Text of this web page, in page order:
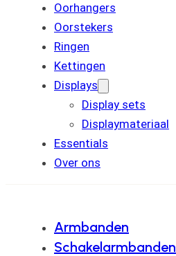
Oorhangers
Oorstekers
Ringen
Kettingen
Displays
Display sets
Displaymateriaal
Essentials
Over ons
Armbanden
Schakelarmbanden